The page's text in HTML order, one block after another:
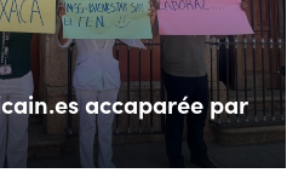
accaparée par